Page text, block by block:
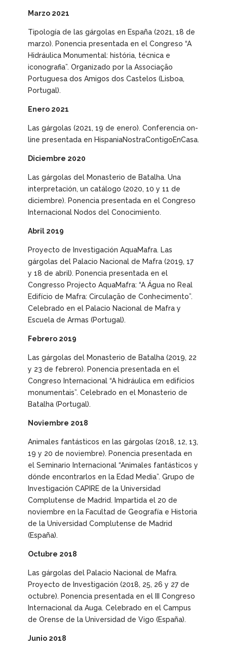
Marzo 2021
Tipología de las gárgolas en España(2021, 18 de
marzo). Ponencia presentada en el Congreso “A
Hidráulica Monumental: história, técnica e
iconografia”. Organizado por la Associação
Portuguesa dos Amigos dos Castelos (Lisboa,
Portugal).
Enero 2021
Las gárgolas (2021, 19 de enero). Conferencia on-
line presentada en HispaniaNostraContigoEnCasa.
Diciembre 2020
Las gárgolas del Monasterio de Batalha. Una
interpretación, un catálogo (2020, 10 y 11 de
diciembre). Ponencia presentada en el Congreso
Internacional Nodos del Conocimiento.
Abril 2019
Proyecto de Investigación AquaMafra. Las
gárgolas del Palacio Nacional de Mafra(2019, 17
y 18 de abril). Ponencia presentada en el
Congresso Projecto AquaMafra: “A Água no Real
Edifício de Mafra: Circulação de Conhecimento”.
Celebrado en el Palacio Nacional de Mafra y
Escuela de Armas (Portugal).
Febrero 2019
Las gárgolas del Monasterio de Batalha (2019, 22
y 23 de febrero). Ponencia presentada en el
Congreso Internacional “A hidráulica em edifícios
monumentais”. Celebrado en el Monasterio de
Batalha (Portugal).
Noviembre 2018
Animales fantásticos en las gárgolas (2018, 12, 13,
19 y 20 de noviembre). Ponencia presentada en
el Seminario Internacional “Animales fantásticos y
dónde encontrarlos en la Edad Media”. Grupo de
Investigación CAPIRE de la Universidad
Complutense de Madrid. Impartida el 20 de
noviembre en la Facultad de Geografía e Historia
de la Universidad Complutense de Madrid
(España).
Octubre 2018
Las gárgolas del Palacio Nacional de Mafra.
Proyecto de Investigación (2018, 25, 26 y 27 de
octubre). Ponencia presentada en el III Congreso
Internacional da Auga. Celebrado en el Campus
de Orense de la Universidad de Vigo (España).
Junio 2018